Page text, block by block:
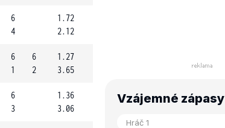
6
4
1.72
2.12
6
1
6
2
1.27
3.65
6
3
1.36
3.06
Vzájemné zápasy